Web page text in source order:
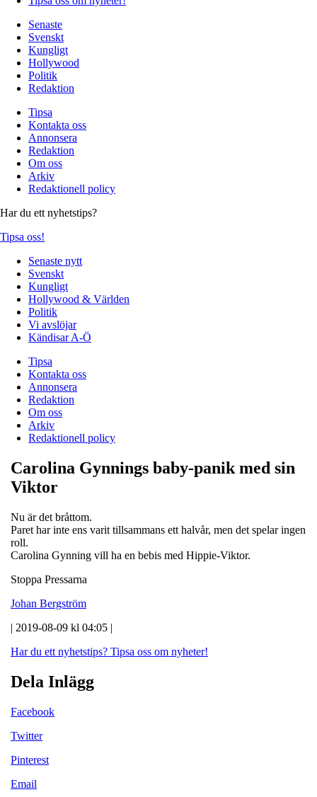
Senaste
Svenskt
Kungligt
Hollywood
Politik
Redaktion
Tipsa
Kontakta oss
Annonsera
Redaktion
Om oss
Arkiv
Redaktionell policy
Har du ett nyhetstips?
Tipsa oss!
Senaste nytt
Svenskt
Kungligt
Hollywood & Världen
Politik
Vi avslöjar
Kändisar A-Ö
Tipsa
Kontakta oss
Annonsera
Redaktion
Om oss
Arkiv
Redaktionell policy
Carolina Gynnings baby-panik med sin
Viktor
Nu är det bråttom.
Paret har inte ens varit tillsammans ett halvår, men det spelar ingen
roll.
Carolina Gynning vill ha en bebis med Hippie-Viktor.
Stoppa Pressarna
Johan Bergström
| 2019-08-09 kl 04:05 |
Har du ett nyhetstips? Tipsa oss om nyheter!
Dela Inlägg
Facebook
Twitter
Pinterest
Email